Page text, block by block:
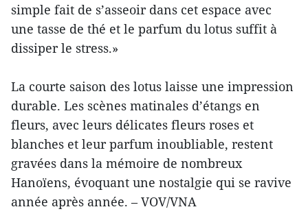
simple fait de s’asseoir dans cet espace avec
une tasse de thé et le parfum du lotus suffit à
dissiper le stress.»
La courte saison des lotus laisse une impression
durable. Les scènes matinales d’étangs en
fleurs, avec leurs délicates fleurs roses et
blanches et leur parfum inoubliable, restent
gravées dans la mémoire de nombreux
Hanoïens, évoquant une nostalgie qui se ravive
année après année. – VOV/VNA